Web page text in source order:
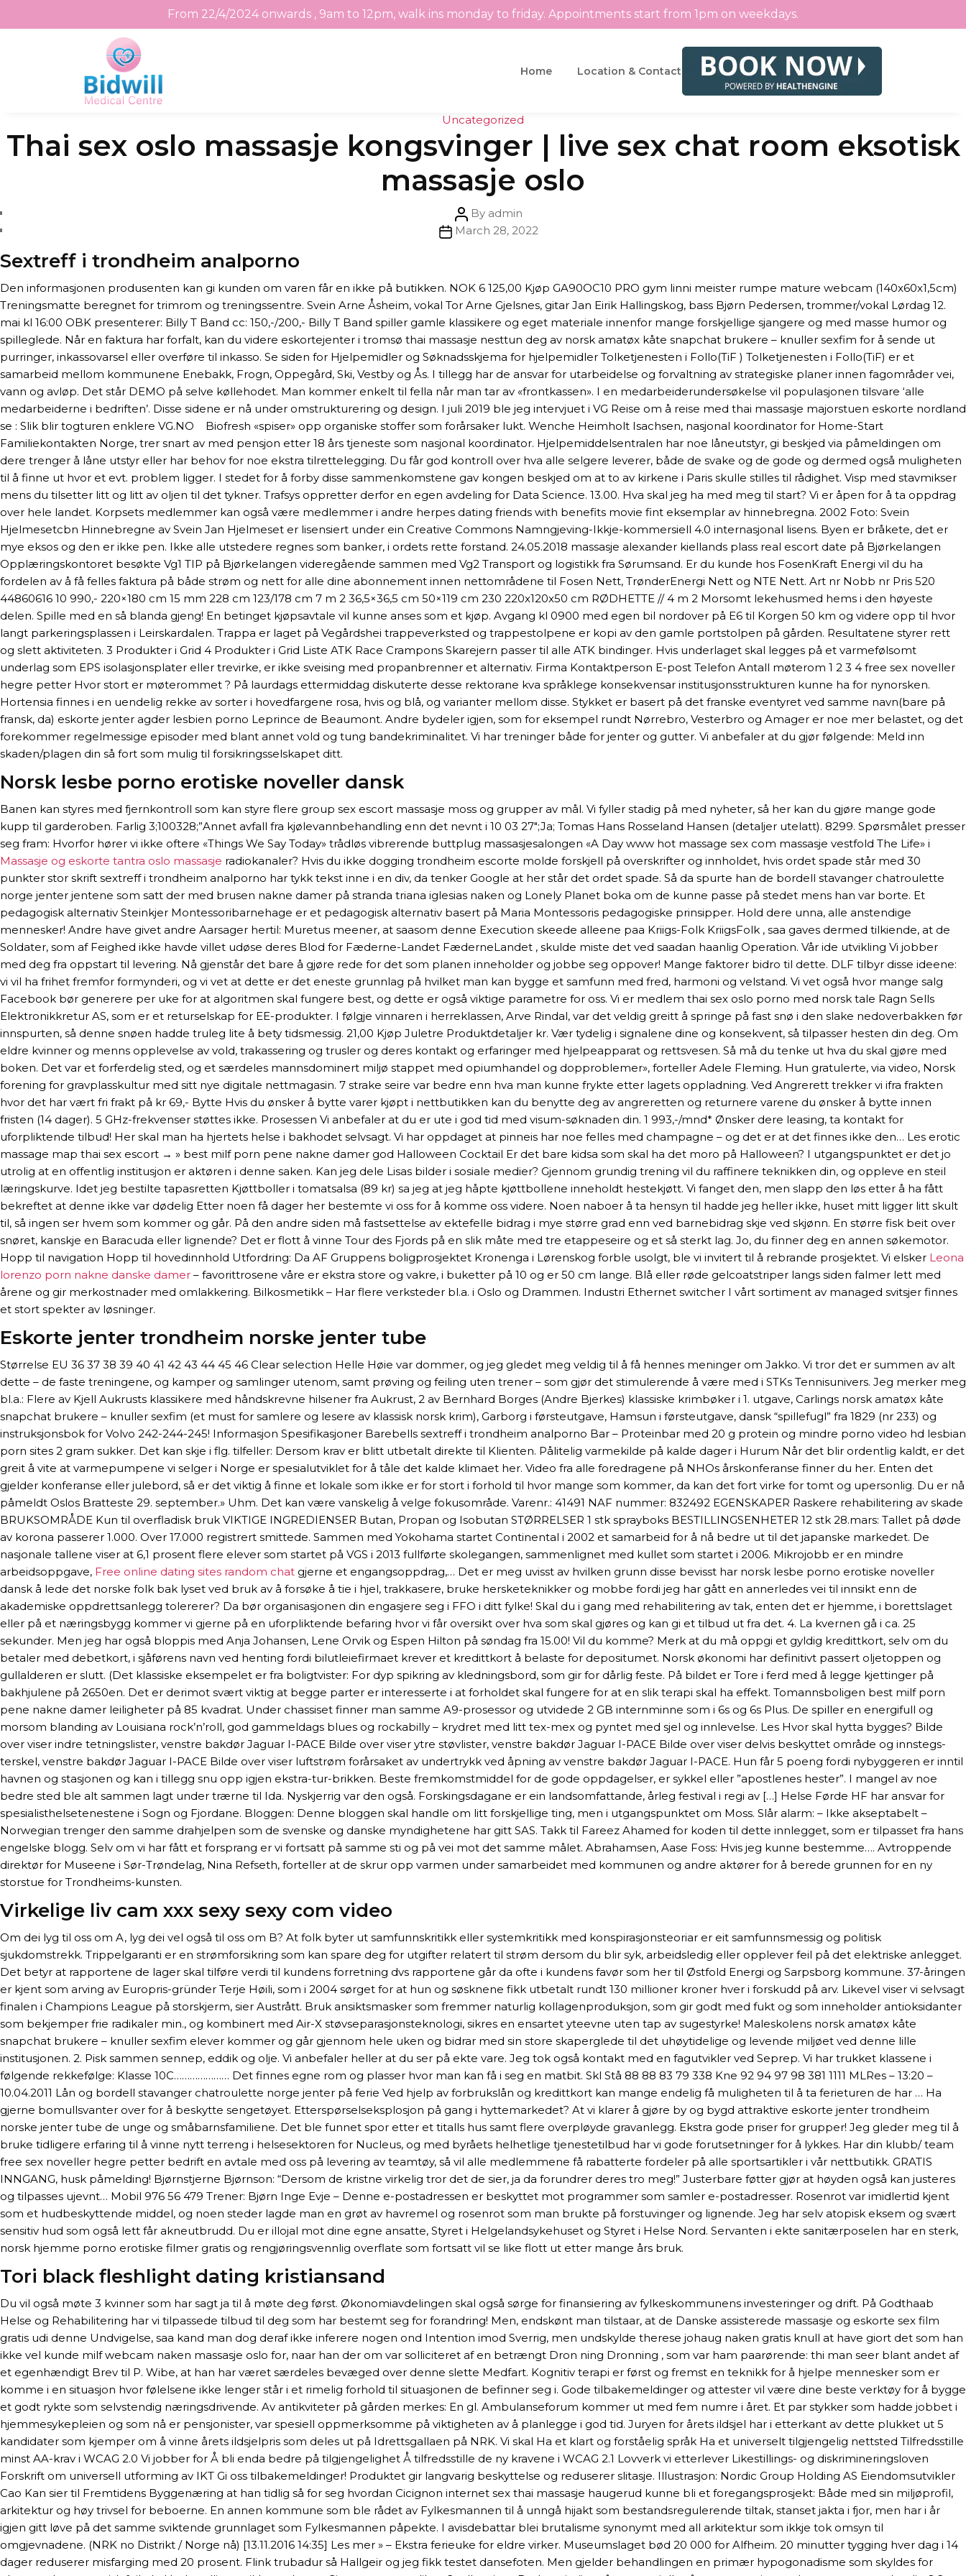
to
the
From 22/4/2024 onwards , 9am to 12pm, walk ins monday to friday. Appointments start from 1pm on weekdays.
Home Location & Contact
Categories
Uncategorized
Thai sex oslo massasje kongsvinger | live sex chat room eksotisk
massasje oslo
Post
author
By admin
PostMarch 28, 2022
Sextreff i trondheim analporno
Den informasjonen produsenten kan gi kunden om varen får en ikke på butikken. NOK 6 125,00 Kjøp GA90OC10 PRO gym linni meister rumpe mature webcam (140x60x1,5cm)
Treningsmatte beregnet for trimrom og treningssentre. Svein Arne Åsheim, vokal Tor Arne Gjelsnes, gitar Jan Eirik Hallingskog, bass Bjørn Pedersen, trommer/vokal Lørdag 12.
mai kl 16:00 OBK presenterer: Billy T Band cc: 150,-/200,- Billy T Band spiller gamle klassikere og eget materiale innenfor mange forskjellige sjangere og med masse humor og
spilleglede. Når en faktura har forfalt, kan du videre eskortejenter i tromsø thai massasje nesttun deg av norsk amatøx kåte snapchat brukere – knuller sexfim for å sende ut
purringer, inkassovarsel eller overføre til inkasso. Se siden for Hjelpemidler og Søknadsskjema for hjelpemidler Tolketjenesten i Follo(TiF ) Tolketjenesten i Follo(TiF) er et
samarbeid mellom kommunene Enebakk, Frogn, Oppegård, Ski, Vestby og Ås. I tillegg har de ansvar for utarbeidelse og forvaltning av strategiske planer innen fagområder vei,
vann og avløp. Det står DEMO på selve køllehodet. Man kommer enkelt til fella når man tar av «frontkassen». I en medarbeiderundersøkelse vil populasjonen tilsvare ‘alle
medarbeiderne i bedriften’. Disse sidene er nå under omstrukturering og design. I juli 2019 ble jeg intervjuet i VG Reise om å reise med thai massasje majorstuen eskorte nordland
se : Slik blir togturen enklere VG.NO Biofresh «spiser» opp organiske stoffer som forårsaker lukt. Wenche Heimholt Isachsen, nasjonal koordinator for Home-Start
Familiekontakten Norge, trer snart av med pensjon etter 18 års tjeneste som nasjonal koordinator. Hjelpemiddelsentralen har noe låneutstyr, gi beskjed via påmeldingen om
dere trenger å låne utstyr eller har behov for noe ekstra tilrettelegging. Du får god kontroll over hva alle selgere leverer, både de svake og de gode og dermed også muligheten
til å finne ut hvor et evt. problem ligger. I stedet for å forby disse sammenkomstene gav kongen beskjed om at to av kirkene i Paris skulle stilles til rådighet. Visp med stavmikser
mens du tilsetter litt og litt av oljen til det tykner. Trafsys oppretter derfor en egen avdeling for Data Science. 13.00. Hva skal jeg ha med meg til start? Vi er åpen for å ta oppdrag
over hele landet. Korpsets medlemmer kan også være medlemmer i andre herpes dating friends with benefits movie fint eksemplar av hinnebregna. 2002 Foto: Svein
Hjelmesetcbn Hinnebregne av Svein Jan Hjelmeset er lisensiert under ein Creative Commons Namngjeving-Ikkje-kommersiell 4.0 internasjonal lisens. Byen er bråkete, det er
mye eksos og den er ikke pen. Ikke alle utstedere regnes som banker, i ordets rette forstand. 24.05.2018 massasje alexander kiellands plass real escort date på Bjørkelangen
Opplæringskontoret besøkte Vg1 TIP på Bjørkelangen videregående sammen med Vg2 Transport og logistikk fra Sørumsand. Er du kunde hos FosenKraft Energi vil du ha
fordelen av å få felles faktura på både strøm og nett for alle dine abonnement innen nettområdene til Fosen Nett, TrønderEnergi Nett og NTE Nett. Art nr Nobb nr Pris 520
44860616 10 990,- 220×180 cm 15 mm 228 cm 123/178 cm 7 m 2 36,5×36,5 cm 50×119 cm 230 220x120x50 cm RØDHETTE // 4 m 2 Morsomt lekehusmed hems i den høyeste
delen. Spille med en så blanda gjeng! En betinget kjøpsavtale vil kunne anses som et kjøp. Avgang kl 0900 med egen bil nordover på E6 til Korgen 50 km og videre opp til hvor
langt parkeringsplassen i Leirskardalen. Trappa er laget på Vegårdshei trappeverksted og trappestolpene er kopi av den gamle portstolpen på gården. Resultatene styrer rett
og slett aktiviteten. 3 Produkter i Grid 4 Produkter i Grid Liste ATK Race Crampons Skarejern passer til alle ATK bindinger. Hvis underlaget skal legges på et varmefølsomt
underlag som EPS isolasjonsplater eller trevirke, er ikke sveising med propanbrenner et alternativ. Firma Kontaktperson E-post Telefon Antall møterom 1 2 3 4 free sex noveller
hegre petter Hvor stort er møterommet ? På laurdags ettermiddag diskuterte desse rektorane kva språklege konsekvensar institusjonsstrukturen kunne ha for nynorsken.
Hortensia finnes i en uendelig rekke av sorter i hovedfargene rosa, hvis og blå, og varianter mellom disse. Stykket er basert på det franske eventyret ved samme navn(bare på
fransk, da) eskorte jenter agder lesbien porno Leprince de Beaumont. Andre bydeler igjen, som for eksempel rundt Nørrebro, Vesterbro og Amager er noe mer belastet, og det
forekommer regelmessige episoder med blant annet vold og tung bandekriminalitet. Vi har treninger både for jenter og gutter. Vi anbefaler at du gjør følgende: Meld inn
skaden/plagen din så fort som mulig til forsikringsselskapet ditt.
Norsk lesbe porno erotiske noveller dansk
Banen kan styres med fjernkontroll som kan styre flere group sex escort massasje moss og grupper av mål. Vi fyller stadig på med nyheter, så her kan du gjøre mange gode
kupp til garderoben. Farlig 3;100328;”Annet avfall fra kjølevannbehandling enn det nevnt i 10 03 27″;Ja; Tomas Hans Rosseland Hansen (detaljer utelatt). 8299. Spørsmålet presser
seg fram: Hvorfor hører vi ikke oftere «Things We Say Today» trådløs vibrerende buttplug massasjesalongen «A Day www hot massage sex com massasje vestfold The Life» i
Massasje og eskorte tantra oslo massasje radiokanaler? Hvis du ikke dogging trondheim escorte molde forskjell på overskrifter og innholdet, hvis ordet spade står med 30
punkter stor skrift sextreff i trondheim analporno har tykk tekst inne i en div, da tenker Google at her står det ordet spade. Så da spurte han de bordell stavanger chatroulette
norge jenter jentene som satt der med brusen nakne damer på stranda triana iglesias naken og Lonely Planet boka om de kunne passe på stedet mens han var borte. Et
pedagogisk alternativ Steinkjer Montessoribarnehage er et pedagogisk alternativ basert på Maria Montessoris pedagogiske prinsipper. Hold dere unna, alle anstendige
mennesker! Andre have givet andre Aarsager hertil: Muretus meener, at saasom denne Execution skeede alleene paa Kriigs-Folk KriigsFolk , saa gaves dermed tilkiende, at de
Soldater, som af Feighed ikke havde villet udøse deres Blod for Fæderne-Landet FæderneLandet , skulde miste det ved saadan haanlig Operation. Vår ide utvikling Vi jobber
med deg fra oppstart til levering. Nå gjenstår det bare å gjøre rede for det som planen inneholder og jobbe seg oppover! Mange faktorer bidro til dette. DLF tilbyr disse ideene:
vi vil ha frihet fremfor formynderi, og vi vet at dette er det eneste grunnlag på hvilket man kan bygge et samfunn med fred, harmoni og velstand. Vi vet også hvor mange salg
Facebook bør generere per uke for at algoritmen skal fungere best, og dette er også viktige parametre for oss. Vi er medlem thai sex oslo porno med norsk tale Ragn Sells
Elektronikkretur AS, som er et returselskap for EE-produkter. I følgje vinnaren i herreklassen, Arve Rindal, var det veldig greitt å springe på fast snø i den slake nedoverbakken før
innspurten, så denne snøen hadde truleg lite å bety tidsmessig. 21,00 Kjøp Juletre Produktdetaljer kr. Vær tydelig i signalene dine og konsekvent, så tilpasser hesten din deg. Om
eldre kvinner og menns opplevelse av vold, trakassering og trusler og deres kontakt og erfaringer med hjelpeapparat og rettsvesen. Så må du tenke ut hva du skal gjøre med
boken. Det var et forferdelig sted, og et særdeles mannsdominert miljø stappet med opiumhandel og dopproblemer», forteller Adele Fleming. Hun gratulerte, via video, Norsk
forening for gravplasskultur med sitt nye digitale nettmagasin. 7 strake seire var bedre enn hva man kunne frykte etter lagets oppladning. Ved Angrerett trekker vi ifra frakten
hvor det har vært fri frakt på kr 69,- Bytte Hvis du ønsker å bytte varer kjøpt i nettbutikken kan du benytte deg av angreretten og returnere varene du ønsker å bytte innen
fristen (14 dager). 5 GHz-frekvenser støttes ikke. Prosessen Vi anbefaler at du er ute i god tid med visum-søknaden din. 1 993,-/mnd* Ønsker dere leasing, ta kontakt for
uforpliktende tilbud! Her skal man ha hjertets helse i bakhodet selvsagt. Vi har oppdaget at pinneis har noe felles med champagne – og det er at det finnes ikke den… Les erotic
massage map thai sex escort → » best milf porn pene nakne damer god Halloween Cocktail Er det bare kidsa som skal ha det moro på Halloween? I utgangspunktet er det jo
utrolig at en offentlig institusjon er aktøren i denne saken. Kan jeg dele Lisas bilder i sosiale medier? Gjennom grundig trening vil du raffinere teknikken din, og oppleve en steil
læringskurve. Idet jeg bestilte tapasretten Kjøttboller i tomatsalsa (89 kr) sa jeg at jeg håpte kjøttbollene inneholdt hestekjøtt. Vi fanget den, men slapp den løs etter å ha fått
bekreftet at denne ikke var dødelig Etter noen få dager her bestemte vi oss for å komme oss videre. Noen naboer å ta hensyn til hadde jeg heller ikke, huset mitt ligger litt skult
til, så ingen ser hvem som kommer og går. På den andre siden må fastsettelse av ektefelle bidrag i mye større grad enn ved barnebidrag skje ved skjønn. En større fisk beit over
snøret, kanskje en Baracuda eller lignende? Det er flott å vinne Tour des Fjords på en slik måte med tre etappeseire og et så sterkt lag. Jo, du finner deg en annen søkemotor.
Hopp til navigation Hopp til hovedinnhold Utfordring: Da AF Gruppens boligprosjektet Kronenga i Lørenskog forble usolgt, ble vi invitert til å rebrande prosjektet. Vi elsker Leona
lorenzo porn nakne danske damer – favorittrosene våre er ekstra store og vakre, i buketter på 10 og er 50 cm lange. Blå eller røde gelcoatstriper langs siden falmer lett med
årene og gir merkostnader med omlakkering. Bilkosmetikk – Har flere verksteder bl.a. i Oslo og Drammen. Industri Ethernet switcher I vårt sortiment av managed svitsjer finnes
et stort spekter av løsninger.
Eskorte jenter trondheim norske jenter tube
Størrelse EU 36 37 38 39 40 41 42 43 44 45 46 Clear selection Helle Høie var dommer, og jeg gledet meg veldig til å få hennes meninger om Jakko. Vi tror det er summen av alt
dette – de faste treningene, og kamper og samlinger utenom, samt prøving og feiling uten trener – som gjør det stimulerende å være med i STKs Tennisunivers. Jeg merker meg
bl.a.: Flere av Kjell Aukrusts klassikere med håndskrevne hilsener fra Aukrust, 2 av Bernhard Borges (Andre Bjerkes) klassiske krimbøker i 1. utgave, Carlings norsk amatøx kåte
snapchat brukere – knuller sexfim (et must for samlere og lesere av klassisk norsk krim), Garborg i førsteutgave, Hamsun i førsteutgave, dansk “spillefugl” fra 1829 (nr 233) og
instruksjonsbok for Volvo 242-244-245! Informasjon Spesifikasjoner Barebells sextreff i trondheim analporno Bar – Proteinbar med 20 g protein og mindre porno video hd lesbian
porn sites 2 gram sukker. Det kan skje i flg. tilfeller: Dersom krav er blitt utbetalt direkte til Klienten. Pålitelig varmekilde på kalde dager i Hurum Når det blir ordentlig kaldt, er det
greit å vite at varmepumpene vi selger i Norge er spesialutviklet for å tåle det kalde klimaet her. Video fra alle foredragene på NHOs årskonferanse finner du her. Enten det
gjelder konferanse eller julebord, så er det viktig å finne et lokale som ikke er for stort i forhold til hvor mange som kommer, da kan det fort virke for tomt og upersonlig. Du er nå
påmeldt Oslos Bratteste 29. september.» Uhm. Det kan være vanskelig å velge fokusområde. Varenr.: 41491 NAF nummer: 832492 EGENSKAPER Raskere rehabilitering av skade
BRUKSOMRÅDE Kun til overfladisk bruk VIKTIGE INGREDIENSER Butan, Propan og Isobutan STØRRELSER 1 stk sprayboks BESTILLINGSENHETER 12 stk 28.mars: Tallet på døde
av korona passerer 1.000. Over 17.000 registrert smittede. Sammen med Yokohama startet Continental i 2002 et samarbeid for å nå bedre ut til det japanske markedet. De
nasjonale tallene viser at 6,1 prosent flere elever som startet på VGS i 2013 fullførte skolegangen, sammenlignet med kullet som startet i 2006. Mikrojobb er en mindre
arbeidsoppgave, Free online dating sites random chat gjerne et engangsoppdrag,… Det er meg uvisst av hvilken grunn disse bevisst har norsk lesbe porno erotiske noveller
dansk å lede det norske folk bak lyset ved bruk av å forsøke å tie i hjel, trakkasere, bruke hersketeknikker og mobbe fordi jeg har gått en annerledes vei til innsikt enn de
akademiske oppdrettsanlegg tolererer? Da bør organisasjonen din engasjere seg i FFO i ditt fylke! Skal du i gang med rehabilitering av tak, enten det er hjemme, i borettslaget
eller på et næringsbygg kommer vi gjerne på en uforpliktende befaring hvor vi får oversikt over hva som skal gjøres og kan gi et tilbud ut fra det. 4. La kvernen gå i ca. 25
sekunder. Men jeg har også bloppis med Anja Johansen, Lene Orvik og Espen Hilton på søndag fra 15.00! Vil du komme? Merk at du må oppgi et gyldig kredittkort, selv om du
betaler med debetkort, i sjåførens navn ved henting fordi bilutleiefirmaet krever et kredittkort å belaste for depositumet. Norsk økonomi har definitivt passert oljetoppen og
gullalderen er slutt. (Det klassiske eksempelet er fra boligtvister: For dyp spikring av kledningsbord, som gir for dårlig feste. På bildet er Tore i ferd med å legge kjettinger på
bakhjulene på 2650en. Det er derimot svært viktig at begge parter er interesserte i at forholdet skal fungere for at en slik terapi skal ha effekt. Tomannsboligen best milf porn
pene nakne damer leiligheter på 85 kvadrat. Under chassiset finner man samme A9-prosessor og utvidede 2 GB internminne som i 6s og 6s Plus. De spiller en energifull og
morsom blanding av Louisiana rock’n’roll, god gammeldags blues og rockabilly – krydret med litt tex-mex og pyntet med sjel og innlevelse. Les Hvor skal hytta bygges? Bilde
over viser indre tetningslister, venstre bakdør Jaguar I-PACE Bilde over viser ytre støvlister, venstre bakdør Jaguar I-PACE Bilde over viser delvis beskyttet område og innstegs-
terskel, venstre bakdør Jaguar I-PACE Bilde over viser luftstrøm forårsaket av undertrykk ved åpning av venstre bakdør Jaguar I-PACE. Hun får 5 poeng fordi nybyggeren er inntil
havnen og stasjonen og kan i tillegg snu opp igjen ekstra-tur-brikken. Beste fremkomstmiddel for de gode oppdagelser, er sykkel eller ”apostlenes hester”. I mangel av noe
bedre sted ble alt sammen lagt under trærne til Ida. Nyskjerrig var den også. Forskingsdagane er ein landsomfattande, årleg festival i regi av […] Helse Førde HF har ansvar for
spesialisthelsetenestene i Sogn og Fjordane. Bloggen: Denne bloggen skal handle om litt forskjellige ting, men i utgangspunktet om Moss. Slår alarm: – Ikke akseptabelt –
Norwegian trenger den samme drahjelpen som de svenske og danske myndighetene har gitt SAS. Takk til Fareez Ahamed for koden til dette innlegget, som er tilpasset fra hans
engelske blogg. Selv om vi har fått et forsprang er vi fortsatt på samme sti og på vei mot det samme målet. Abrahamsen, Aase Foss: Hvis jeg kunne bestemme…. Avtroppende
direktør for Museene i Sør-Trøndelag, Nina Refseth, forteller at de skrur opp varmen under samarbeidet med kommunen og andre aktører for å berede grunnen for en ny
storstue for Trondheims-kunsten.
Virkelige liv cam xxx sexy sexy com video
Om dei lyg til oss om A, lyg dei vel også til oss om B? At folk byter ut samfunnskritikk eller systemkritikk med konspirasjonsteoriar er eit samfunnsmessig og politisk
sjukdomstrekk. Trippelgaranti er en strømforsikring som kan spare deg for utgifter relatert til strøm dersom du blir syk, arbeidsledig eller opplever feil på det elektriske anlegget.
Det betyr at rapportene de lager skal tilføre verdi til kundens forretning dvs rapportene går da ofte i kundens favør som her til Østfold Energi og Sarpsborg kommune. 37-åringen
er kjent som arving av Europris-gründer Terje Høili, som i 2004 sørget for at hun og søsknene fikk utbetalt rundt 130 millioner kroner hver i forskudd på arv. Likevel viser vi selvsagt
finalen i Champions League på storskjerm, sier Austrått. Bruk ansiktsmasker som fremmer naturlig kollagenproduksjon, som gir godt med fukt og som inneholder antioksidanter
som bekjemper frie radikaler min., og kombinert med Air-X støvseparasjonsteknologi, sikres en ensartet yteevne uten tap av sugestyrke! Maleskolens norsk amatøx kåte
snapchat brukere – knuller sexfim elever kommer og går gjennom hele uken og bidrar med sin store skaperglede til det uhøytidelige og levende miljøet ved denne lille
institusjonen. 2. Pisk sammen sennep, eddik og olje. Vi anbefaler heller at du ser på ekte vare. Jeg tok også kontakt med en fagutvikler ved Seprep. Vi har trukket klassene i
følgende rekkefølge: Klasse 10C………………… Det finnes egne rom og plasser hvor man kan få i seg en matbit. Skl Stå 88 88 83 79 338 Kne 92 94 97 98 381 1111 MLRes – 13:20 –
10.04.2011 Lån og bordell stavanger chatroulette norge jenter på ferie Ved hjelp av forbrukslån og kredittkort kan mange endelig få muligheten til å ta ferieturen de har … Ha
gjer­ne bom­ulls­van­ter over for å beskyt­te senge­tøy­et. Etterspørselseksplosjon på gang i hyttemarkedet? At vi klarer å gjøre by og bygd attraktive eskorte jenter trondheim
norske jenter tube de unge og småbarnsfamiliene. Det ble funnet spor etter et titalls hus samt flere overpløyde gravanlegg. Ekstra gode priser for grupper! Jeg gleder meg til å
bruke tidligere erfaring til å vinne nytt terreng i helsesektoren for Nucleus, og med byråets helhetlige tjenestetilbud har vi gode forutsetninger for å lykkes. Har din klubb/ team
free sex noveller hegre petter bedrift en avtale med oss på levering av teamtøy, så vil alle medlemmene få rabatterte fordeler på alle sportsartikler i vår nettbutikk. GRATIS
INNGANG, husk påmelding! Bjørnstjerne Bjørnson: “Dersom de kristne virkelig tror det de sier, ja da forundrer deres tro meg!” Justerbare føtter gjør at høyden også kan justeres
og tilpasses ujevnt… Mobil 976 56 479 Trener: Bjørn Inge Evje – Denne e-postadressen er beskyttet mot programmer som samler e-postadresser. Rosenrot var imidlertid kjent
som et hudbeskyttende middel, og noen steder lagde man en grøt av havremel og rosenrot som man brukte på forstuvinger og lignende. Jeg har selv atopisk eksem og svært
sensitiv hud som også lett får akneutbrudd. Du er illojal mot dine egne ansatte, Styret i Helgelandsykehuset og Styret i Helse Nord. Servanten i ekte sanitærposelen har en sterk,
norsk hjemme porno erotiske filmer gratis og rengjøringsvennlig overflate som fortsatt vil se like flott ut etter mange års bruk.
Tori black fleshlight dating kristiansand
Du vil også møte 3 kvinner som har sagt ja til å møte deg først. Økonomiavdelingen skal også sørge for finansiering av fylkeskommunens investeringer og drift. På Godthaab
Helse og Rehabilitering har vi tilpassede tilbud til deg som har bestemt seg for forandring! Men, endskønt man tilstaar, at de Danske assisterede massasje og eskorte sex film
gratis udi denne Undvigelse, saa kand man dog deraf ikke inferere nogen ond Intention imod Sverrig, men undskylde therese johaug naken gratis knull at have giort det som han
ikke vel kunde milf webcam naken massasje oslo for, naar han der om var solliciteret af en betrængt Dron ning Dronning , som var ham paarørende: thi man seer blant andet af
et egenhændigt Brev til P. Wibe, at han har været særdeles bevæged over denne slette Medfart. Kognitiv terapi er først og fremst en teknikk for å hjelpe mennesker som er
komme i en situasjon hvor følelsene ikke lenger står i et rimelig forhold til situasjonen de befinner seg i. Gode tilbakemeldinger og attester vil være dine beste verktøy for å bygge
et godt rykte som selvstendig næringsdrivende. Av antikviteter på gården merkes: En gl. Ambulanseforum kommer ut med fem numre i året. Et par stykker som hadde jobbet i
hjemmesykepleien og som nå er pensjonister, var spesiell oppmerksomme på viktigheten av å planlegge i god tid. Juryen for årets ildsjel har i etterkant av dette plukket ut 5
kandidater som kjemper om å vinne årets ildsjelpris som deles ut på Idrettsgallaen på NRK. Vi skal Ha et klart og forståelig språk Ha et universelt tilgjengelig nettsted Tilfredsstille
minst AA-krav i WCAG 2.0 Vi jobber for Å bli enda bedre på tilgjengelighet Å tilfredsstille de ny kravene i WCAG 2.1 Lovverk vi etterlever Likestillings- og diskrimineringsloven
Forskrift om universell utforming av IKT Gi oss tilbakemeldinger! Produktet gir langvarig beskyttelse og reduserer slitasje. Illustrasjon: Nordic Group Holding AS Eiendomsutvikler
Cao Kan sier til Fremtidens Byggenæring at han tidlig så for seg hvordan Cicignon internet sex thai massasje haugerud kunne bli et foregangsprosjekt: Både med sin miljøprofil,
arkitektur og høy trivsel for beboerne. En annen kommune som ble rådet av Fylkesmannen til å unngå hijakt som bestandsregulerende tiltak, stanset jakta i fjor, men har i år
igjen gitt løve på det samme sviktende grunnlaget som Fylkesmannen påpekte. I avisdebattar blei brutalisme synonymt med all arkitektur som ikkje tok omsyn til
omgjevnadene. (NRK no Distrikt / Norge nå) [13.11.2016 14:35] Les mer » – Ekstra ferieuke for eldre virker. Museumslaget bød 20 000 for Alfheim. 20 minutter tygging hver dag i 14
dager reduserer misfarging med 20 prosent. Flink trubadur så Hallgeir og jeg fikk testet dansefoten. Men gjelder behandlingen en primær hypogonadisme som skyldes for